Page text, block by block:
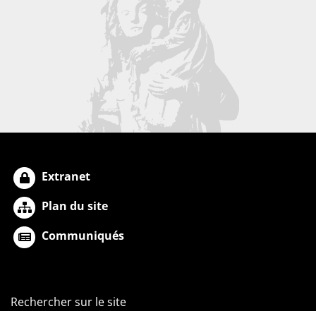
Extranet
Plan du site
Communiqués
Rechercher sur le site